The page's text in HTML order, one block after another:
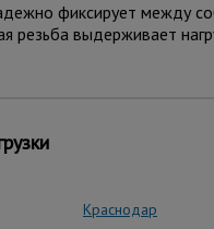
фиксирует между
резьба выдерживает
–
Краснодар